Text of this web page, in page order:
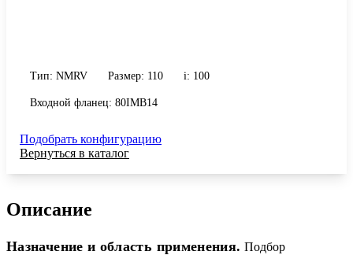
Тип: NMRV Размер: 110 i: 100
Входной фланец: 80IMB14
Подобрать конфигурацию
Вернуться в каталог
Описание
Назначение и область применения. Подбор